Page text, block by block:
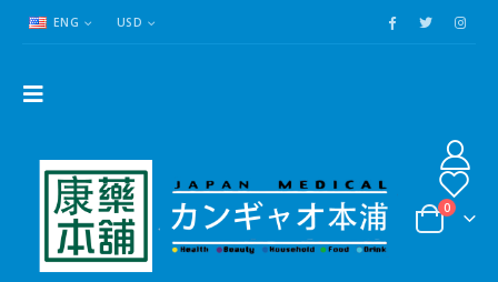
ENG USD
0